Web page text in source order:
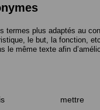
termes plus adaptés au
le but, la fonction,
le même texte afin
mettre